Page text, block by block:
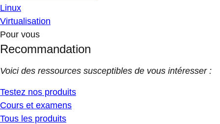
Linux
Virtualisation
Pour vous
Recommandation
Voici des ressources susceptibles de vous intéresser :
Testez nos produits
Cours et examens
Tous les produits